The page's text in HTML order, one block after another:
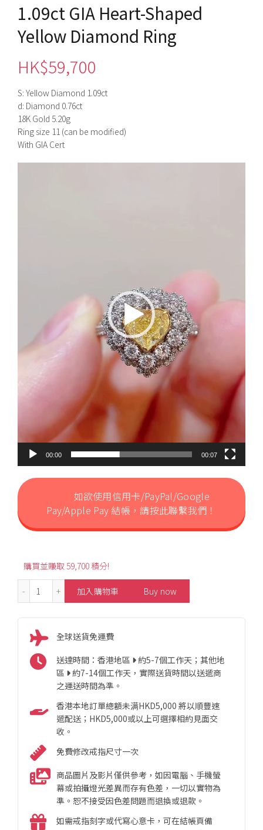
1.09ct GIA Heart-Shaped
Yellow Diamond Ring
HK$59,700
S: Yellow Diamond 1.09ct
d: Diamond 0.76ct
18K Gold 5.20g
Ring size 11 (can be modified)
With GIA Cert
00:00 00:07
如欲使用信用卡/PayPal/Google
Pay/Apple Pay 結帳，請按此聯繫我們！
購買並賺取 59,700 積分!
1.09ct GIA Heart-Shaped Yellow Diamond Ring 數量
加入購物車 Buy now
全球送貨免運費
送達時間：香港地區
約5-7個工作天；其他地
區
約7-14個工作天，實際送貨時間以送遞商
之運送時間為準。
香港本地訂單總額未满HKD5,000 將以順豐速
遞配送；HKD5,000或以上可選擇相約見面交
收。
免費修改戒指尺寸一次
商品圖片及影片僅供參考，如因電腦、手機螢
幕或拍攝燈光差異而存有色差，一切以實物為
準。恕不接受因色差問題而退換或退款。
如需戒指刻字或代寫心意卡，可在結帳頁備